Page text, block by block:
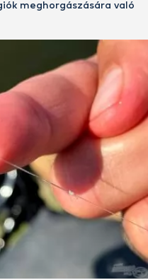
meghorgászására való